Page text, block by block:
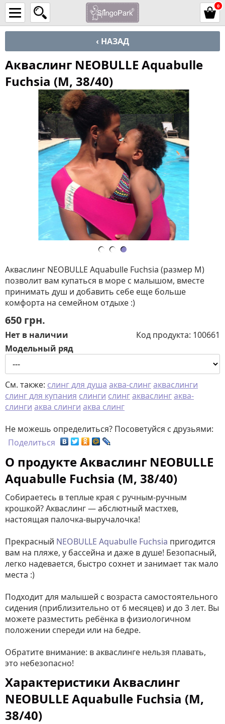
0
‹ НАЗАД
Акваслинг NEOBULLE Aquabulle
Fuchsia (M, 38/40)
Акваслинг NEOBULLE Aquabulle Fuchsia (размер М)
позволит вам купаться в море с малышом, вместе
принимать душ и добавить себе еще больше
комфорта на семейном отдыхе :)
650 грн.
Нет в наличии Код продукта: 100661
Модельный ряд
См. также: слинг для душа аква-слингакваслинги
слинг для купания слинги слингакваслингаква-
слинги аква слинги аква слинг
Не можешь определиться? Посоветуйся с друзьями:
Поделиться
О продукте Акваслинг NEOBULLE
Aquabulle Fuchsia (M, 38/40)
Собираетесь в теплые края с ручным-ручным
крошкой? Акваслинг — абслютный мастхев,
настоящая палочка-выручалочка!
Прекрасный NEOBULLE Aquabulle Fuchsia пригодится
вам на пляже, у бассейна и даже в душе! Безопасный,
легко надевается, быстро сохнет и занимает так мало
места :)
Подходит для малышей с возраста самостоятельного
сидения (приблизительно от 6 месяцев) и до 3 лет. Вы
можете разместить ребёнка в физиологичном
положении спереди или на бедре.
Обратите внимание: в акваслинге нельзя плавать,
это небезопасно!
Характеристики Акваслинг
NEOBULLE Aquabulle Fuchsia (M,
38/40)